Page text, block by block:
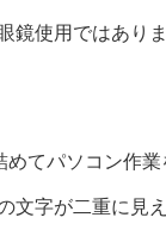
鏡使用ではあり
めてパソコン作
文字が二重に見